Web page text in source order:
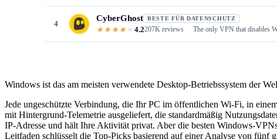
4
CyberGhost BESTE FÜR DATENSCHUTZ
4.2207K reviews The only VPN that disables
Windows ist das am meisten verwendete Desktop-Betriebssystem der
Jede ungeschützte Verbindung, die Ihr PC im öffentlichen Wi-Fi, in
mit Hintergrund-Telemetrie ausgeliefert, die standardmäßig
IP-Adresse und hält Ihre Aktivität privat. Aber die besten Windows-
Leitfaden schlüsselt die Top-Picks basierend auf einer Analyse von fünf